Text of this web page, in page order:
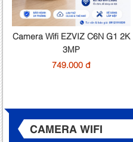
Camera Wifi EZVIZ C6N G1 2K
3MP
749.000 đ
CAMERA WIFI